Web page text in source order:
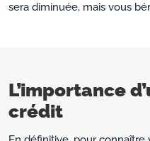
sera diminuée, mais vous
L’importance
crédit